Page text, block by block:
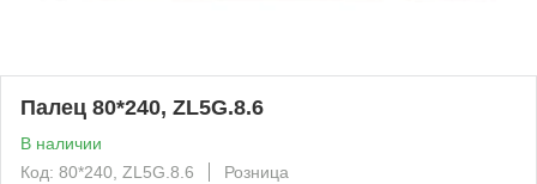
Палец 80*240, ZL5G.8.6
В наличии
Код: 80*240, ZL5G.8.6
Розница